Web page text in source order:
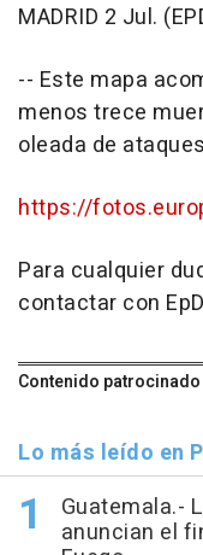
MADRID 2 Jul.
-- Este mapa
menos trece
oleada de
https://
Para cualquier
contactar con
Contenido patrocinado
Lo más leído en
Guatemala.-
anuncian el